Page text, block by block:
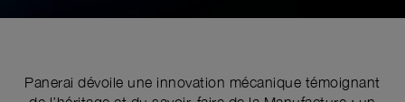
Panerai dévoile une innovation mécanique témoignant